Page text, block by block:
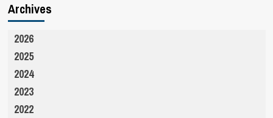
Archives
2026
2025
2024
2023
2022